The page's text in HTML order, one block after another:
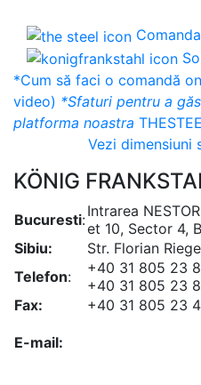
*Cum să faci o comandă
video) *Sfaturi pentru a
platforma noastra
Vezi dimensiuni
KÖNIG
Bucuresti:Intrarea
et 10, Sector 4,
Sibiu:
Str. Florian
Telefon:
+40 31 805 23
+40 31 805 23
Fax:
+40 31 805 23
E-mail: